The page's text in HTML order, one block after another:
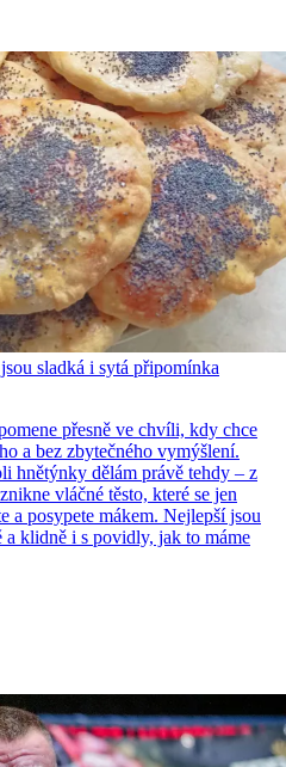
sladká i sytá připomínka
přesně ve chvíli, kdy chce
a bez zbytečného vymýšlení.
hnětýnky dělám právě tehdy – z
vláčné těsto, které se jen
a posypete mákem. Nejlepší jsou
a klidně i s povidly, jak to máme